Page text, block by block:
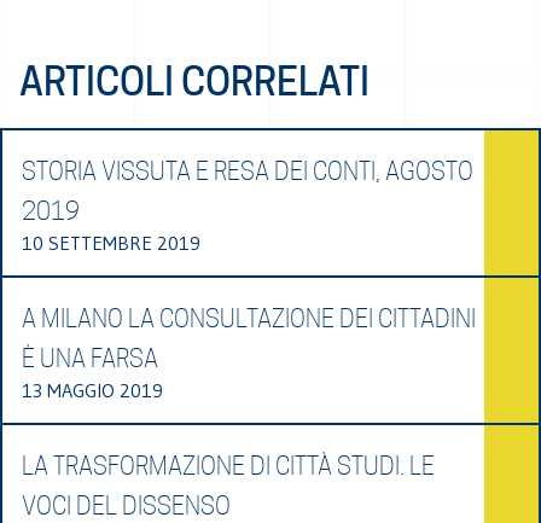
ARTICOLI CORRELATI
STORIA VISSUTA E RESA DEI CONTI, AGOSTO
2019
10 SETTEMBRE 2019
A MILANO LA CONSULTAZIONE DEI CITTADINI
È UNA FARSA
13 MAGGIO 2019
LA TRASFORMAZIONE DI CITTÀ STUDI. LE
VOCI DEL DISSENSO